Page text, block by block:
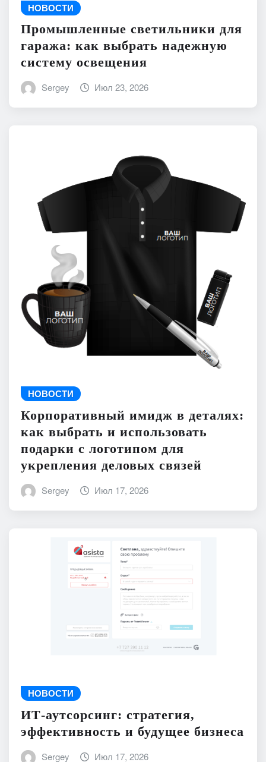
НОВОСТИ
Промышленные светильники для
гаража: как выбрать надежную
систему освещения
Sergey Июл 23, 2026
НОВОСТИ
Корпоративный имидж в деталях:
как выбрать и использовать
подарки с логотипом для
укрепления деловых связей
Sergey Июл 17, 2026
НОВОСТИ
ИТ-аутсорсинг: стратегия,
эффективность и будущее бизнеса
Sergey Июл 17, 2026